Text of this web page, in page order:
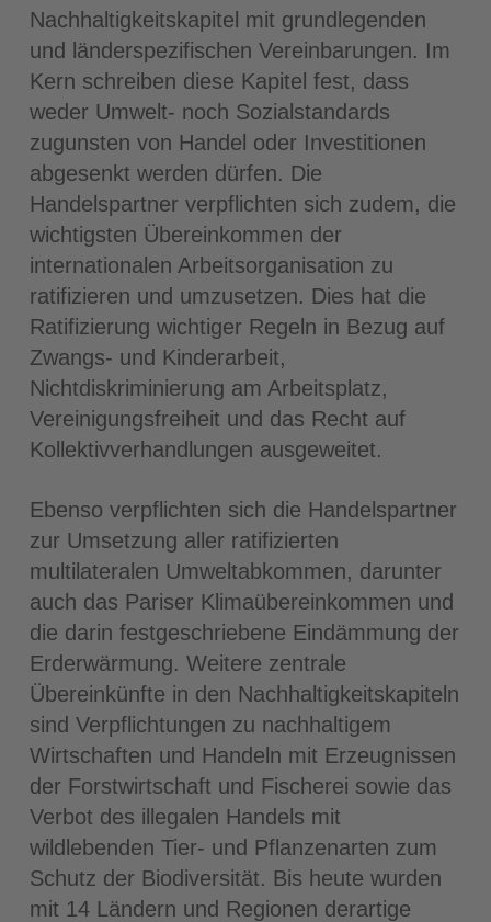
Nachhaltigkeitskapitel mit grundlegenden
und länderspezifischen Vereinbarungen. Im
Kern schreiben diese Kapitel fest, dass
weder Umwelt- noch Sozialstandards
zugunsten von Handel oder Investitionen
abgesenkt werden dürfen. Die
Handelspartner verpflichten sich zudem, die
wichtigsten Übereinkommen der
internationalen Arbeitsorganisation zu
ratifizieren und umzusetzen. Dies hat die
Ratifizierung wichtiger Regeln in Bezug auf
Zwangs- und Kinderarbeit,
Nichtdiskriminierung am Arbeitsplatz,
Vereinigungsfreiheit und das Recht auf
Kollektivverhandlungen ausgeweitet.
Ebenso verpflichten sich die Handelspartner
zur Umsetzung aller ratifizierten
multilateralen Umweltabkommen, darunter
auch das Pariser Klimaübereinkommen und
die darin festgeschriebene Eindämmung der
Erderwärmung. Weitere zentrale
Übereinkünfte in den Nachhaltigkeitskapiteln
sind Verpflichtungen zu nachhaltigem
Wirtschaften und Handeln mit Erzeugnissen
der Forstwirtschaft und Fischerei sowie das
Verbot des illegalen Handels mit
wildlebenden Tier- und Pflanzenarten zum
Schutz der Biodiversität. Bis heute wurden
mit 14 Ländern und Regionen derartige